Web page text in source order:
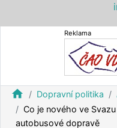
Reklama
home Dopravní politika
Co je nového ve
autobusové dopravě